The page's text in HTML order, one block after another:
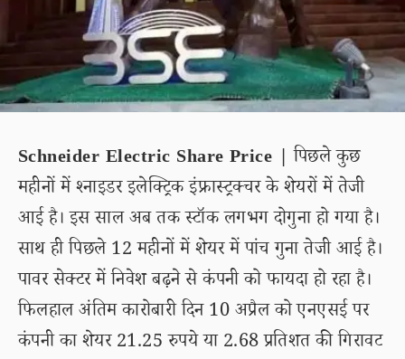
Schneider Electric Share Price | पिछले कुछ
महीनों में श्नाइडर इलेक्ट्रिक इंफ्रास्ट्रक्चर के शेयरों में तेजी
आई है। इस साल अब तक स्टॉक लगभग दोगुना हो गया है।
साथ ही पिछले 12 महीनों में शेयर में पांच गुना तेजी आई है।
पावर सेक्टर में निवेश बढ़ने से कंपनी को फायदा हो रहा है।
फिलहाल अंतिम कारोबारी दिन 10 अप्रैल को एनएसई पर
कंपनी का शेयर 21.25 रुपये या 2.68 प्रतिशत की गिरावट